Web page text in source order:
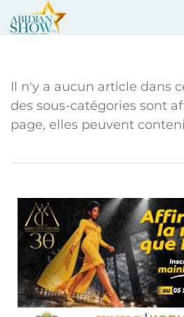
Il n'y a aucun article dans
des sous-catégories sont
page, elles peuvent